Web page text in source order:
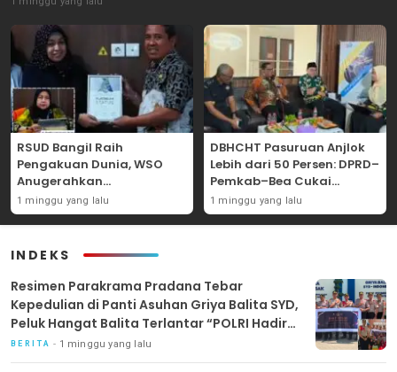
RSUD Bangil Raih
Pengakuan Dunia, WSO
Anugerahkan
Penghargaan
Internasional untuk
1 minggu yang lalu
DBHCHT Pasuruan Anjlok
Lebih dari 50 Persen: DPRD–
Pemkab–Bea Cukai
Perkuat Perang Melawan
Peredaran Rokok Ilegal
1 minggu yang lalu
INDEKS
Resimen Parakrama Pradana Tebar
Kepedulian di Panti Asuhan Griya Balita SYD,
Peluk Hangat Balita Terlantar “POLRI Hadir
Dengan Hati”
BERITA 1 minggu yang lalu